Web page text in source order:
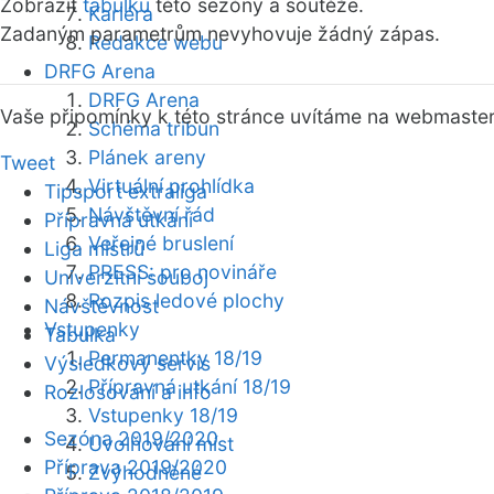
Kariéra
Redakce webu
DRFG Arena
DRFG Arena
Schéma tribun
Plánek areny
Virtuální prohlídka
Návštěvní řád
Veřejné bruslení
PRESS: pro novináře
Rozpis ledové plochy
Vstupenky
Permanentky 18/19
Přípravná utkání 18/19
Vstupenky 18/19
Uvolňování míst
Zvýhodněné
Zobrazit tabulku této sezóny a soutěže.
Zadaným parametrům nevyhovuje žádný zápas.
Vaše připomínky k této stránce uvítáme na webmaster
Tweet
Tipsport extraliga
Přípravná utkání
Liga mistrů
Univerzitní souboj
Návštěvnost
Tabulka
Výsledkový servis
Rozlosování a info
Sezóna 2019/2020
Příprava 2019/2020